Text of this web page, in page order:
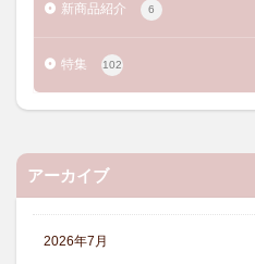
新商品紹介 6
特集 102
アーカイブ
2026年7月